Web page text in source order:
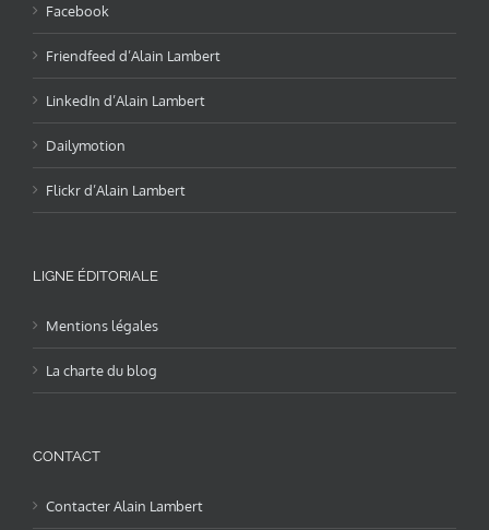
Facebook
Friendfeed d’Alain Lambert
LinkedIn d’Alain Lambert
Dailymotion
Flickr d’Alain Lambert
LIGNE ÉDITORIALE
Mentions légales
La charte du blog
CONTACT
Contacter Alain Lambert